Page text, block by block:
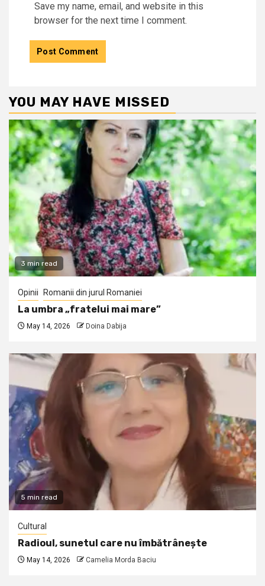
Save my name, email, and website in this
browser for the next time I comment.
YOU MAY HAVE MISSED
3 min read
Opinii Romanii din jurul Romaniei
La umbra „fratelui mai mare”
May 14, 2026 Doina Dabija
5 min read
Cultural
Radioul, sunetul care nu îmbătrânește
May 14, 2026 Camelia Morda Baciu